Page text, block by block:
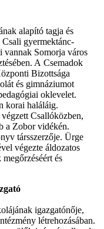
alapító tagja és
Csali gyermektánc-
vannak Somorja város
A Csemadok
Bizottsága
és gimnáziumot
oklevelet.
korai haláláig.
Csallóközben,
a Zobor vidékén.
társszerzője. Ürge
végezte áldozatos
és
igazgatónője,
létrehozásában.